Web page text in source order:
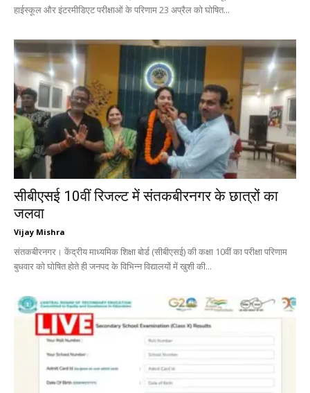
हाईस्कूल और इंटरमीडिएट परीक्षाओं के परिणाम 23 अप्रैल को घोषित...
सीबीएसई 10वीं रिजल्ट में संतकबीरनगर के छात्रों का
जलवा
Vijay Mishra
संतकबीरनगर। केंद्रीय माध्यमिक शिक्षा बोर्ड (सीबीएसई) की कक्षा 10वीं का परीक्षा परिणाम
बुधवार को घोषित होते ही जनपद के विभिन्न विद्यालयों में खुशी की...